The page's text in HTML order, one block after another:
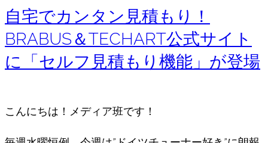
自宅でカンタン見積もり！
BRABUS＆TECHART公式サイト
に「セルフ見積もり機能」が登場
こんにちは！メディア班です！